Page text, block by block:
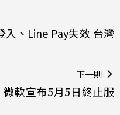
入、Line Pay失效 台灣
下一則
軟宣布5月5日終止服